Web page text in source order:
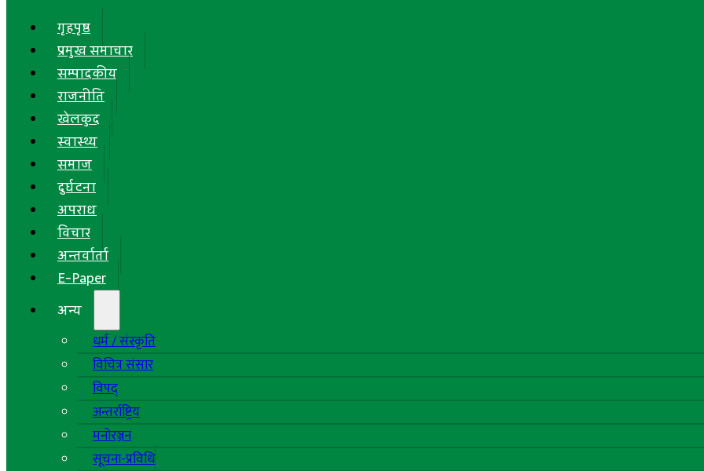
गृहपृष्ठ
प्रमुख समाचार
सम्पादकीय
राजनीति
खेलकुद
स्वास्थ्य
समाज
दुर्घटना
अपराध
विचार
अन्तर्वार्ता
E-Paper
अन्य
धर्म / संस्कृति
विचित्र संसार
विपद्
अन्तर्राष्ट्रिय
मनोरञ्जन
सूचना-प्रविधि